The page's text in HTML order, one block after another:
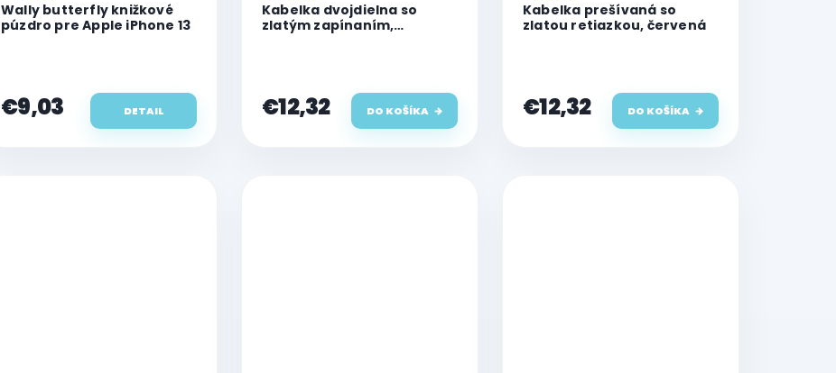
Wally butterfly knižkové
púzdro pre Apple iPhone 13
€9,03 DETAIL
Kabelka dvojdielna so
zlatým zapínaním,
€12,32 DO KOŠÍKA
Kabelka prešívaná so
zlatou retiazkou, červená
€12,32 DO KOŠÍKA